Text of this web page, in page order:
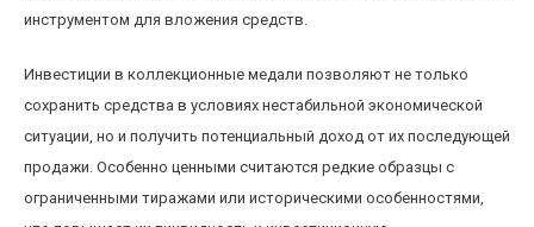
инструментом для вложения средств.
Инвестиции в коллекционные медали позволяют не только
сохранить средства в условиях нестабильной экономической
ситуации, но и получить потенциальный доход от их последующей
продажи. Особенно ценными считаются редкие образцы с
ограниченными тиражами или историческими особенностями,